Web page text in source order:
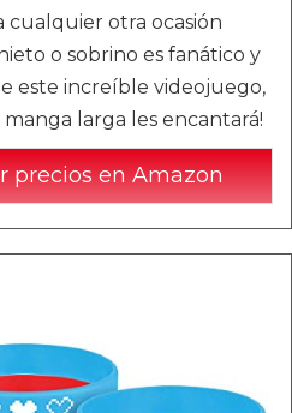
cualquier otra ocasión
o sobrino es fanático y
este increíble videojuego,
manga larga les encantará!
precios en Amazon